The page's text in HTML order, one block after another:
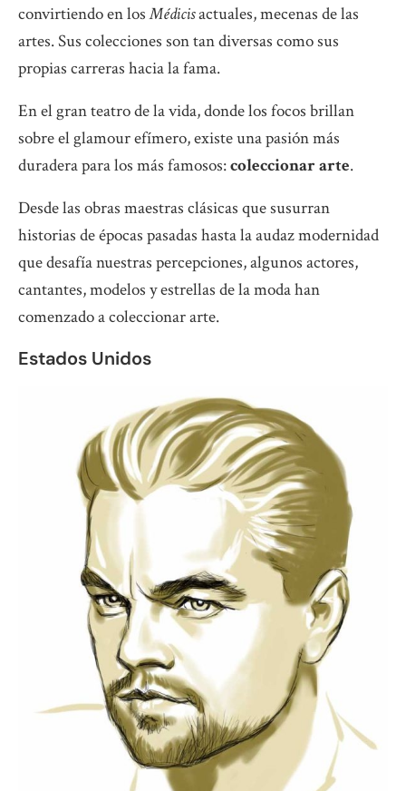
convirtiendo en losMédicisactuales, mecenas de las
artes. Sus colecciones son tan diversas como sus
propias carreras hacia la fama.
En el gran teatro de la vida, donde los focos brillan
sobre el glamour efímero, existe una pasión más
duradera para los más famosos:coleccionar arte.
Desde las obras maestras clásicas que susurran
historias de épocas pasadas hasta la audaz modernidad
que desafía nuestras percepciones, algunos actores,
cantantes, modelos y estrellas de la moda han
comenzado a coleccionar arte.
Estados Unidos